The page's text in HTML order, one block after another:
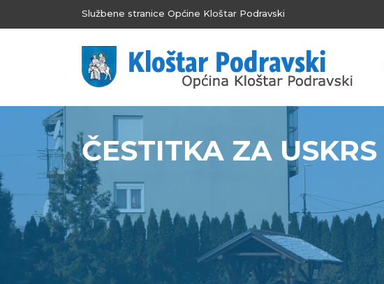
Službene stranice Općine Kloštar Podravski
ČESTITKA ZA USKRS